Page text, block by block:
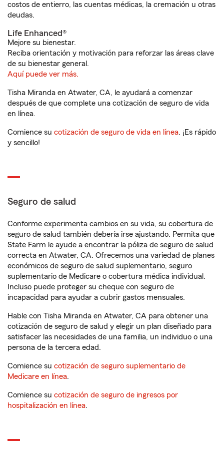
costos de entierro, las cuentas médicas, la cremación u otras
deudas.
Life Enhanced®
Mejore su bienestar.
Reciba orientación y motivación para reforzar las áreas clave
de su bienestar general.
Aquí puede ver más.
Tisha Miranda en Atwater, CA, le ayudará a comenzar
después de que complete una cotización de seguro de vida
en línea.
Comience su cotización de seguro de vida en línea. ¡Es rápido
y sencillo!
Seguro de salud
Conforme experimenta cambios en su vida, su cobertura de
seguro de salud también debería irse ajustando. Permita que
State Farm le ayude a encontrar la póliza de seguro de salud
correcta en Atwater, CA. Ofrecemos una variedad de planes
económicos de seguro de salud suplementario, seguro
suplementario de Medicare o cobertura médica individual.
Incluso puede proteger su cheque con seguro de
incapacidad para ayudar a cubrir gastos mensuales.
Hable con Tisha Miranda en Atwater, CA para obtener una
cotización de seguro de salud y elegir un plan diseñado para
satisfacer las necesidades de una familia, un individuo o una
persona de la tercera edad.
Comience su cotización de seguro suplementario de
Medicare en línea.
Comience su cotización de seguro de ingresos por
hospitalización en línea.